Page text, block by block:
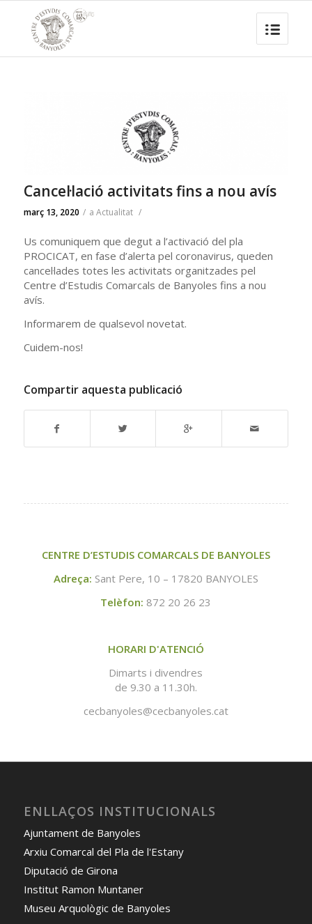
Cancel·lació activitats fins a nou avís
març 13, 2020 / a Actualitat /
Us comuniquem que degut a l’activació del pla
PROCICAT, en fase d’alerta pel coronavirus, queden
cancel·lades totes les activitats organitzades pel
Centre d’Estudis Comarcals de Banyoles fins a nou
avís.
Informarem de qualsevol novetat.
Cuidem-nos!
Compartir aquesta publicació
CENTRE D’ESTUDIS COMARCALS DE BANYOLES
Adreça: Sant Pere, 10 – 17820 BANYOLES
Telèfon: 872 20 26 23
HORARI D'ATENCIÓ
Dimarts i divendres
de 9.30 a 11.30h.
cecbanyoles@cecbanyoles.cat
ENLLAÇOS INSTITUCIONALS
Ajuntament de Banyoles
Arxiu Comarcal del Pla de l'Estany
Diputació de Girona
Institut Ramon Muntaner
Museu Arquològic de Banyoles